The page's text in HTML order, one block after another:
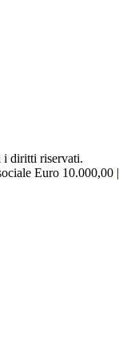
i diritti riservati.
Euro 10.000,00 |